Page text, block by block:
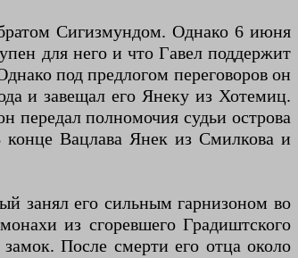
Сигизмундом. Однако 6 июня
для него и что Гавел поддержит
под предлогом переговоров он
и завещал его Янеку из Хотемиц.
передал полномочия судьи острова
конце Вацлава Янек из Смилкова и
занял его сильным гарнизоном во
из сгоревшего Градиштского
После смерти его отца около